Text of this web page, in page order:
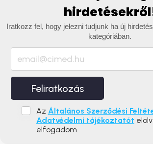
Iratkozz fel, hogy jelezni tudjunk ha új
kategóriában.
Feliratkozás
Az Általános Szerződési
Adatvédelmi tájékoztatót
elfogadom.